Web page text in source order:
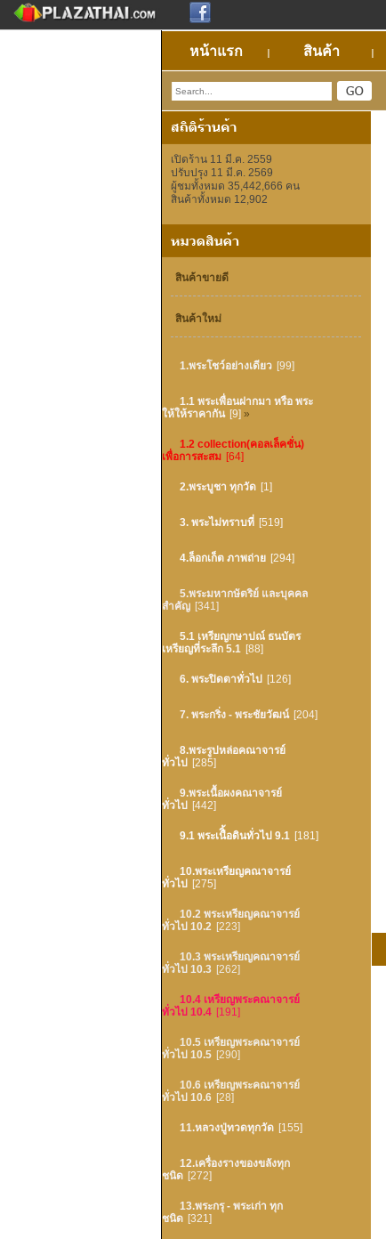
หน้าแรก สินค้า
เปิดร้าน 11 มี.ค. 2559
ปรับปรุง 11 มี.ค. 2569
ผู้ชมทั้งหมด 35,442,666 คน
สินค้าทั้งหมด 12,902
สินค้าขายดี
สินค้าใหม่
1.พระโชว์อย่างเดียว [99]
1.1 พระเพื่อนฝากมา หรือ พระ
ให้ให้ราคากัน [9] »
1.2 collection(คอลเล็คชั่น)
เพื่อการสะสม [64]
2.พระบูชา ทุกวัด [1]
3. พระไม่ทราบที่ [519]
4.ล็อกเก็ต ภาพถ่าย [294]
5.พระมหากษัตริย์ และบุคคล
สำคัญ [341]
5.1 เหรียญกษาปณ์ ธนบัตร
เหรียญที่ระลึก 5.1 [88]
6. พระปิดตาทั่วไป [126]
7. พระกริ่ง - พระชัยวัฒน์ [204]
8.พระรูปหล่อคณาจารย์
ทั่วไป
[285]
9.พระเนื้อผงคณาจารย์
ทั่วไป
[442]
9.1 พระเนืิ้อดินทั่วไป 9.1 [181]
10.พระเหรียญคณาจารย์
ทั่วไป
[275]
10.2 พระเหรียญคณาจารย์
ทั่วไป 10.2 [223]
10.3 พระเหรียญคณาจารย์
ทั่วไป 10.3 [262]
10.4 เหรียญพระคณาจารย์
ทั่วไป 10.4 [191]
10.5 เหรียญพระคณาจารย์
ทั่วไป 10.5 [290]
10.6 เหรียญพระคณาจารย์
ทั่วไป 10.6 [28]
11.หลวงปู่ทวดทุกวัด [155]
12.เครื่องรางของขลังทุก
ชนิด [272]
13.พระกรุ - พระเก่า ทุก
ชนิด [321]